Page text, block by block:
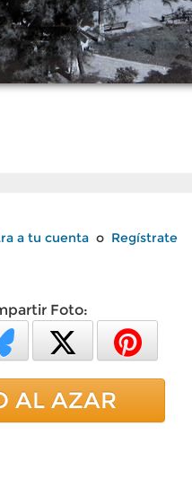
a tu cuenta o Regístrate
Foto:
AL AZAR